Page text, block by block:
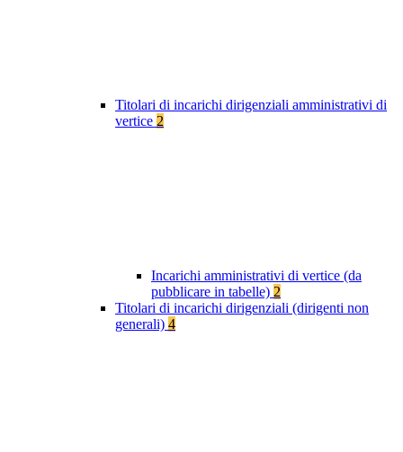
Titolari di incarichi dirigenziali amministrativi di
vertice 2
Incarichi amministrativi di vertice (da
pubblicare in tabelle) 2
Titolari di incarichi dirigenziali (dirigenti non
generali) 4